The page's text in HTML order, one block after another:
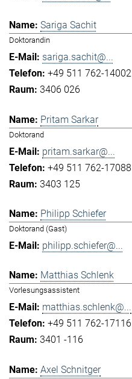
Sariga Sachit
Doktorandin
sariga.sachit@...
+49 511 762-14002
3406 026
Pritam Sarkar
Doktorand
pritam.sarkar@...
+49 511 762-17088
3403 125
Philipp Schiefer
Doktorand (Gast)
philipp.schiefer@...
Matthias Schlenk
Vorlesungsassistent
matthias.schlenk@...
+49 511 762-17116
3401 -116
Axel Schnitger